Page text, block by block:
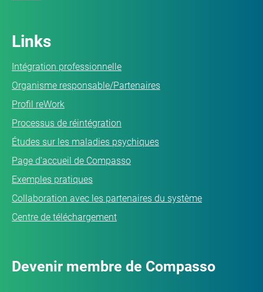
Links
Intégration professionnelle
Organisme responsable/Partenaires
Profil reWork
Processus de réintégration
Études sur les maladies psychiques
Page d'accueil de Compasso
Exemples pratiques
Collaboration avec les partenaires du système
Centre de téléchargement
Devenir membre de Compasso